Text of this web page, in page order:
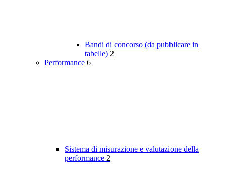
Bandi di concorso (da pubblicare in
tabelle) 2
Performance 6
Sistema di misurazione e valutazione della
performance 2